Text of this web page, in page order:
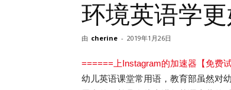
环境英语学更
由 cherine - 2019年1月26日
======上Instagram的加速器【免费
幼儿英语课堂常用语，教育部虽然对